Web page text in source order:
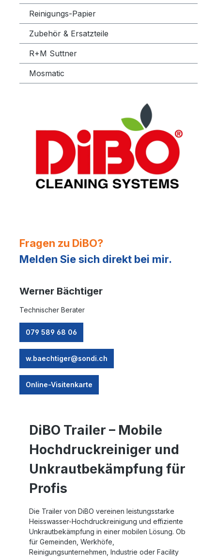
Reinigungs-Papier
Zubehör & Ersatzteile
R+M Suttner
Mosmatic
Fragen zu DiBO?
Melden Sie sich direkt bei mir.
Werner Bächtiger
Technischer Berater
079 589 68 06
w.baechtiger@sondi.ch
Online-Visitenkarte
DiBO Trailer – Mobile
Hochdruckreiniger und
Unkrautbekämpfung für
Profis
Die Trailer von DiBO vereinen leistungsstarke
Heisswasser-Hochdruckreinigung und effiziente
Unkrautbekämpfung in einer mobilen Lösung. Ob
für Gemeinden, Werkhöfe,
Reinigungsunternehmen, Industrie oder Facility